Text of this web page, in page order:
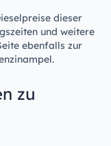
dieser
und weitere
ebenfalls zur
zu